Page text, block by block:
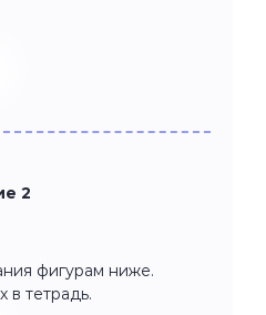
2
фигурам ниже.
в тетрадь.